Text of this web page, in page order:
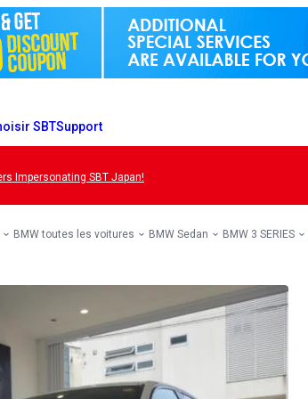
SBTSupport
Impersonating SBT Japan!
BMW toutes les voitures BMW Sedan BMW 3 SERIES